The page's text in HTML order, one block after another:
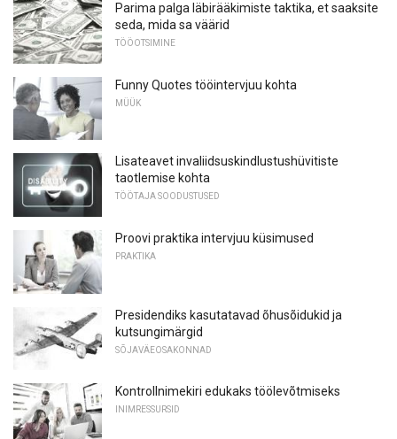
Parima palga läbirääkimiste taktika, et saaksite
seda, mida sa väärid
TÖÖOTSIMINE
Funny Quotes tööintervjuu kohta
MÜÜK
Lisateavet invaliidsuskindlustushüvitiste
taotlemise kohta
TÖÖTAJA SOODUSTUSED
Proovi praktika intervjuu küsimused
PRAKTIKA
Presidendiks kasutatavad õhusõidukid ja
kutsungimärgid
SÕJAVÄEOSAKONNAD
Kontrollnimekiri edukaks töölevõtmiseks
INIMRESSURSID